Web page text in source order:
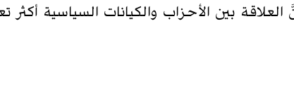
بين الأحزاب والكيانات السياسية